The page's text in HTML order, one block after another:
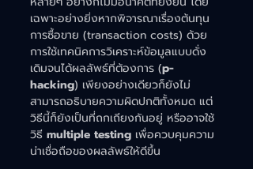
เฉพาะอย่างยิ่งหากพิจารณาเรื่องต้นทุน
การซื้อขาย (transaction costs) ด้วย
การใช้เทคนิคการวิเคราะห์ข้อมูลแบบดั่ง
เดิมจนได้ผลลัพธ์ที่ต้องการ (p-
hacking) เพียงอย่างเดียวก็ยังไม่
สามารถอธิบายความผิดปกติทั้งหมด แต่
วิธีนี้ก็ยังเป็นที่ถกเถียงกันอยู่ หรืออาจใช้
วิธี multiple testing เพื่อควบคุมความ
น่าเชื่อถือของผลลัพธ์ให้ดีขึ้น